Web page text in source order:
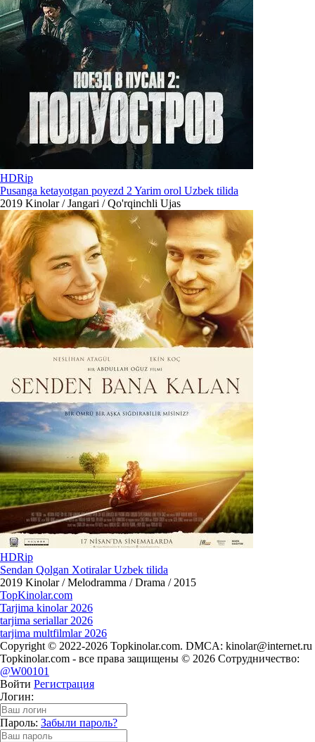
HDRip
Pusanga ketayotgan poyezd 2 Yarim orol Uzbek tilida
2019 Kinolar / Jangari / Qo'rqinchli Ujas
HDRip
Sendan Qolgan Xotiralar Uzbek tilida
2019 Kinolar / Melodramma / Drama / 2015
TopKinolar.com
Tarjima kinolar 2026
tarjima seriallar 2026
tarjima multfilmlar 2026
Copyright © 2022-2026 Topkinolar.com. DMCA: kinolar@internet.ru
Topkinolar.com - все права защищены © 2026 Сотрудничество:
@W00101
Войти Регистрация
Логин:
Пароль: Забыли пароль?